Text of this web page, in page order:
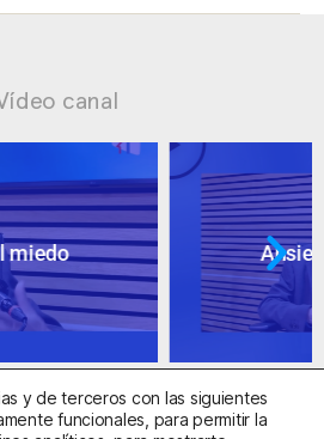
canal
cuestionables
y de terceros con las siguientes
funcionales, para permitir la